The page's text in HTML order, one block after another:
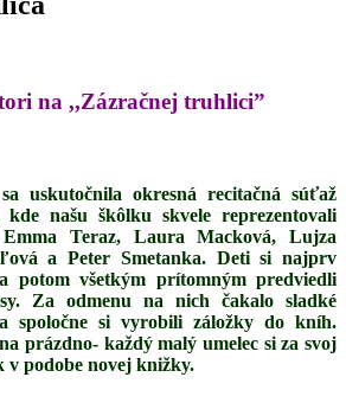
na ,,Zázračnej truhlici”
uskutočnila okresná recitačná súťaž
našu škôlku skvele reprezentovali
Teraz, Laura Macková, Lujza
a Peter Smetanka. Deti si najprv
potom všetkým prítomným predviedli
Za odmenu na nich čakalo sladké
spoločne si vyrobili záložky do kníh.
prázdno- každý malý umelec si za svoj
v podobe novej knižky.